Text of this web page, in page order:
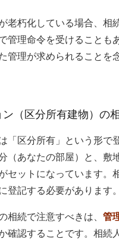
老朽化している場合、相
管理命令を受けることも
管理が求められることを
ン（区分所有建物）の
「区分所有」という形で
（あなたの部屋）と、敷
セットになっています。
登記する必要があります。
相続で注意すべきは、 管
確認することです。相続